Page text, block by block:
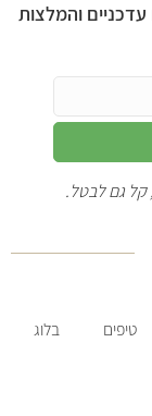
והמלצות
טיפים בלוג